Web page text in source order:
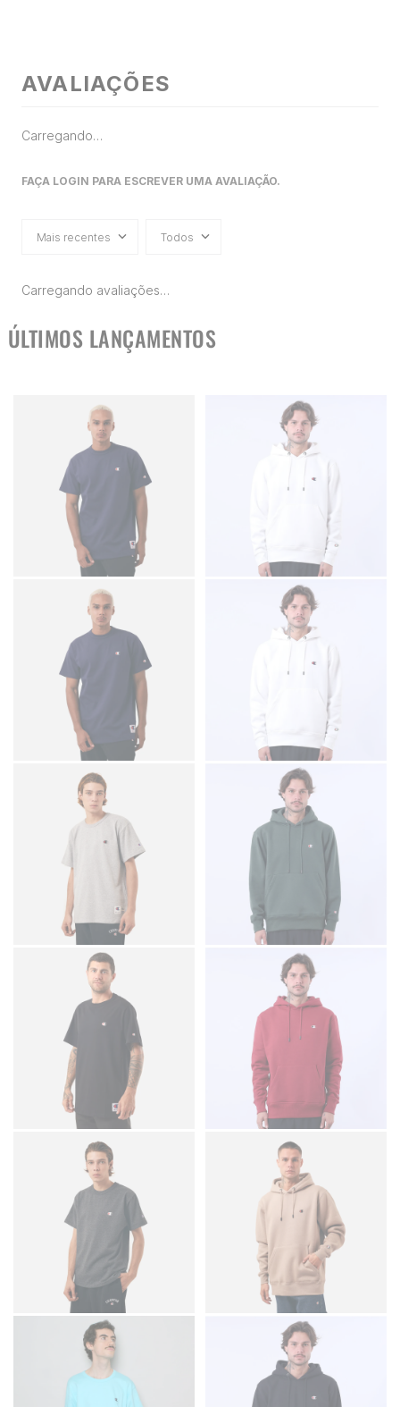
AVALIAÇÕES
Carregando…
FAÇA LOGIN PARA ESCREVER UMA AVALIAÇÃO.
Mais recentes Todos
Carregando avaliações…
ÚLTIMOS LANÇAMENTOS